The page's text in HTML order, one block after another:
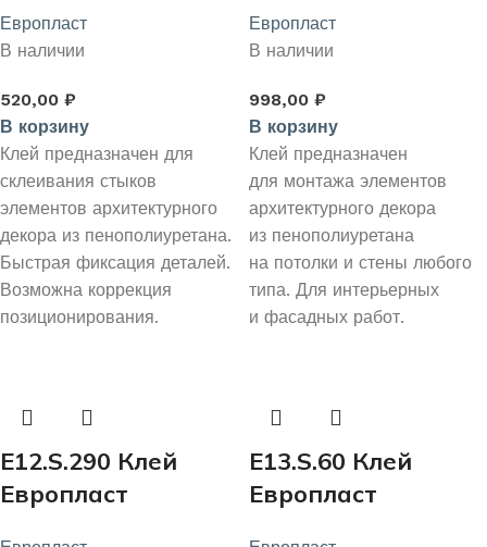
60 мл.
Европласт
В наличии
520,00 ₽
В корзину
Клей предназначен для
склеивания стыков
элементов архитектурного
декора из пенополиуретана.
Быстрая фиксация деталей.
Возможна коррекция
позиционирования.
290 мл.
Европласт
В наличии
998,00 ₽
В корзину
Клей предназначен
для монтажа элементов
архитектурного декора
из пенополиуретана
на потолки и стены любого
типа. Для интерьерных
и фасадных работ.
E12.S.290 Клей
Европласт
E13.S.60 Клей
Европласт